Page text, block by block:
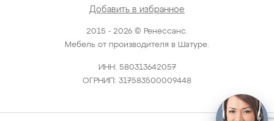
2015 - 2026 © Ренессанс.
Мебель от производителя в Шатуре.
ИНН: 580313642057
ОГРНИП: 317583500009448
Добавить в избранное